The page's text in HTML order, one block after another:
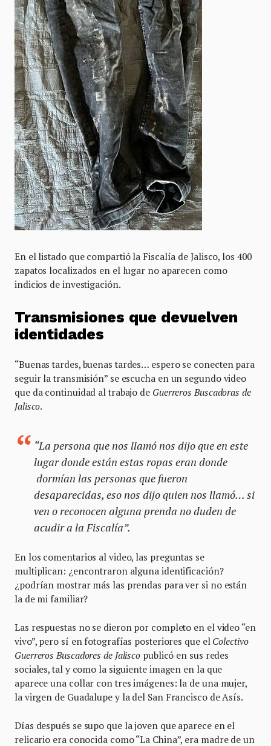
En el listado que compartió la Fiscalía de Jalisco, los 400
zapatos localizados en el lugar no aparecen como
indicios de investigación.
Transmisiones que devuelven
identidades
“Buenas tardes, buenas tardes… espero se conecten para
seguir la transmisión” se escucha en un segundo video
que da continuidad al trabajo de Guerreros Buscadoras de
Jalisco.
“La persona que nos llamó nos dijo que en este
lugar donde están estas ropas eran donde
dormían las personas que fueron
desaparecidas, eso nos dijo quien nos llamó… si
ven o reconocen alguna prenda no duden de
acudir a la Fiscalía”.
En los comentarios al video, las preguntas se
multiplican: ¿encontraron alguna identificación?
¿podrían mostrar más las prendas para ver si no están
la de mi familiar?
Las respuestas no se dieron por completo en el video “en
vivo”, pero sí en fotografías posteriores que el Colectivo
Guerreros Buscadores de Jalisco publicó en sus redes
sociales, tal y como la siguiente imagen en la que
aparece una collar con tres imágenes: la de una mujer,
la virgen de Guadalupe y la del San Francisco de Asís.
Días después se supo que la joven que aparece en el
relicario era conocida como “La China”, era madre de un